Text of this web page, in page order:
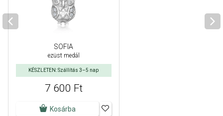
SOFIA
ezüst medál
KÉSZLETEN: Szállítás 3–5 nap
7 600 Ft
Kosárba